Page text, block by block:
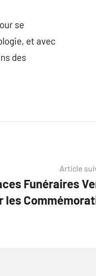
se
et avec
des
Article
Funéraires
les